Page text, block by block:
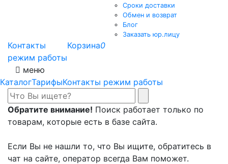
Сроки доставки
Обмен и возврат
Блог
Заказать юр.лицу
Контакты
режим работы
Корзина0
меню
КаталогТарифыКонтакты режим работы
Обратите внимание! Поиск работает только по
товарам, которые есть в базе сайта.
Если Вы не нашли то, что Вы ищите, обратитесь в
чат на сайте, оператор всегда Вам поможет.